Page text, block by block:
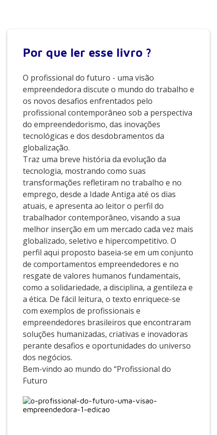
Por que ler esse livro ?
O profissional do futuro - uma visão
empreendedora discute o mundo do trabalho e
os novos desafios enfrentados pelo
profissional contemporâneo sob a perspectiva
do empreendedorismo, das inovações
tecnológicas e dos desdobramentos da
globalização.
Traz uma breve história da evolução da
tecnologia, mostrando como suas
transformações refletiram no trabalho e no
emprego, desde a Idade Antiga até os dias
atuais, e apresenta ao leitor o perfil do
trabalhador contemporâneo, visando a sua
melhor inserção em um mercado cada vez mais
globalizado, seletivo e hipercompetitivo. O
perfil aqui proposto baseia-se em um conjunto
de comportamentos empreendedores e no
resgate de valores humanos fundamentais,
como a solidariedade, a disciplina, a gentileza e
a ética. De fácil leitura, o texto enriquece-se
com exemplos de profissionais e
empreendedores brasileiros que encontraram
soluções humanizadas, criativas e inovadoras
perante desafios e oportunidades do universo
dos negócios.
Bem-vindo ao mundo do “Profissional do
Futuro